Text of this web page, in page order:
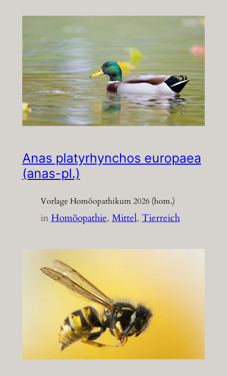
Anas platyrhynchos europaea
(anas-pl.)
Vorlage Homöopathikum 2026 (hom.)
inHomöopathie, Mittel, Tierreich